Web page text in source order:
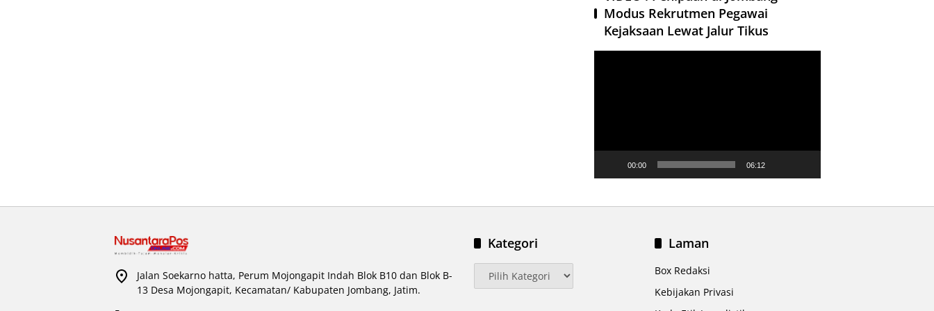
Modus Rekrutmen Pegawai
Kejaksaan Lewat Jalur Tikus
00:00 06:12
Jalan Soekarno hatta, Perum Mojongapit Indah Blok B10 dan Blok B-
13 Desa Mojongapit, Kecamatan/ Kabupaten Jombang, Jatim.
Kategori
Kategori
Laman
Box Redaksi
Kebijakan Privasi